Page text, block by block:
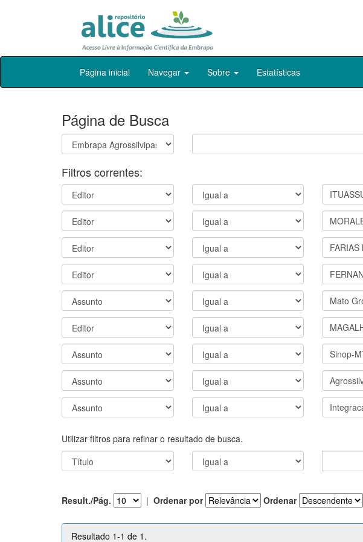
Skip
Página inicial Navegar Sobre Estatísticas
Página de Busca
Filtros correntes:
Utilizar filtros para refinar o resultado de busca.
Result./Pág. | Ordenar por Ordenar
Resultado 1-1 de 1.